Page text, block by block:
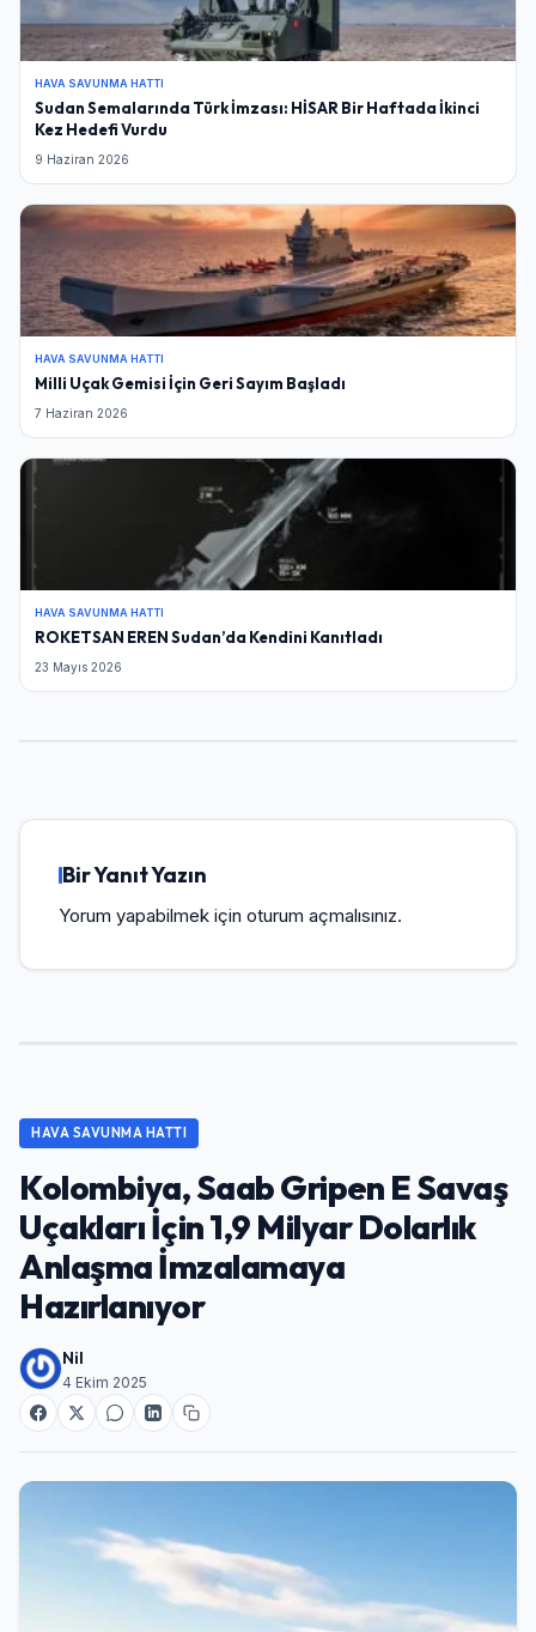
HAVA SAVUNMA HATTI
Sudan Semalarında Türk İmzası: HİSAR Bir Haftada İkinci
Kez Hedefi Vurdu
9 Haziran 2026
HAVA SAVUNMA HATTI
Milli Uçak Gemisi İçin Geri Sayım Başladı
7 Haziran 2026
HAVA SAVUNMA HATTI
ROKETSAN EREN Sudan’da Kendini Kanıtladı
23 Mayıs 2026
Bir Yanıt Yazın
Yorum yapabilmek için oturum açmalısınız.
HAVA SAVUNMA HATTI
Kolombiya, Saab Gripen E Savaş
Uçakları İçin 1,9 Milyar Dolarlık
Anlaşma İmzalamaya
Hazırlanıyor
Nil
4 Ekim 2025